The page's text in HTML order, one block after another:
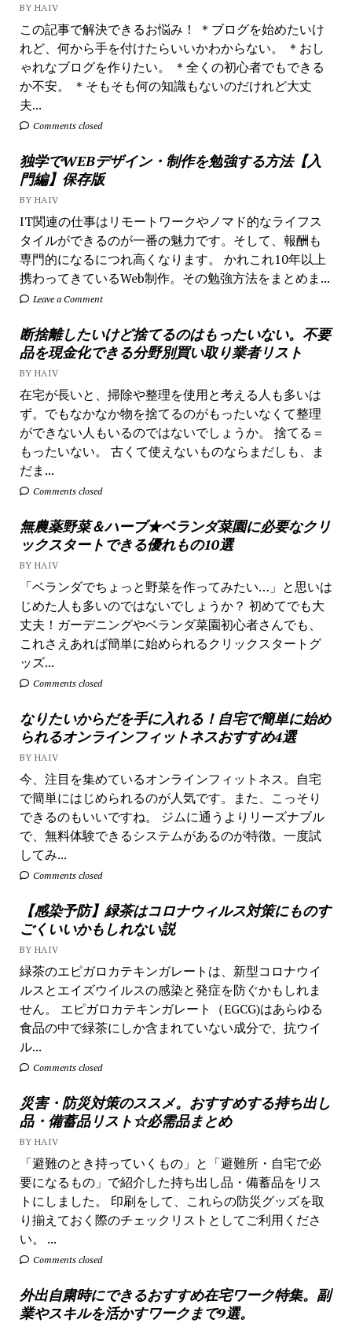
BY HAIV
この記事で解決できるお悩み！ ＊ブログを始めたいけ
れど、何から手を付けたらいいかわからない。 ＊おし
ゃれなブログを作りたい。 ＊全くの初心者でもできる
か不安。 ＊そもそも何の知識もないのだけれど大丈
夫...
Comments closed
独学でWEBデザイン・制作を勉強する方法【入
門編】保存版
BY HAIV
IT関連の仕事はリモートワークやノマド的なライフス
タイルができるのが一番の魅力です。そして、報酬も
専門的になるにつれ高くなります。 かれこれ10年以上
携わってきているWeb制作。その勉強方法をまとめま...
Leave a Comment
断捨離したいけど捨てるのはもったいない。不要
品を現金化できる分野別買い取り業者リスト
BY HAIV
在宅が長いと、掃除や整理を使用と考える人も多いは
ず。でもなかなか物を捨てるのがもったいなくて整理
ができない人もいるのではないでしょうか。 捨てる＝
もったいない。 古くて使えないものならまだしも、ま
だま...
Comments closed
無農薬野菜＆ハーブ★ベランダ菜園に必要なクリ
ックスタートできる優れもの10選
BY HAIV
「ベランダでちょっと野菜を作ってみたい…」と思いは
じめた人も多いのではないでしょうか？ 初めてでも大
丈夫！ガーデニングやベランダ菜園初心者さんでも、
これさえあれば簡単に始められるクリックスタートグ
ッズ...
Comments closed
なりたいからだを手に入れる！自宅で簡単に始め
られるオンラインフィットネスおすすめ4選
BY HAIV
今、注目を集めているオンラインフィットネス。自宅
で簡単にはじめられるのが人気です。また、こっそり
できるのもいいですね。 ジムに通うよりリーズナブル
で、無料体験できるシステムがあるのが特徴。一度試
してみ...
Comments closed
【感染予防】緑茶はコロナウィルス対策にものす
ごくいいかもしれない説
BY HAIV
緑茶のエピガロカテキンガレートは、新型コロナウイ
ルスとエイズウイルスの感染と発症を防ぐかもしれま
せん。 エピガロカテキンガレート（EGCG)はあらゆる
食品の中で緑茶にしか含まれていない成分で、抗ウイ
ル...
Comments closed
災害・防災対策のススメ。おすすめする持ち出し
品・備蓄品リスト☆必需品まとめ
BY HAIV
「避難のとき持っていくもの」と「避難所・自宅で必
要になるもの」で紹介した持ち出し品・備蓄品をリス
トにしました。 印刷をして、これらの防災グッズを取
り揃えておく際のチェックリストとしてご利用くださ
い。 ...
Comments closed
外出自粛時にできるおすすめ在宅ワーク特集。副
業やスキルを活かすワークまで9選。